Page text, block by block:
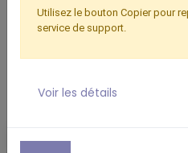
Utilisez le bouton Copier pour
service de support.
Voir les détails